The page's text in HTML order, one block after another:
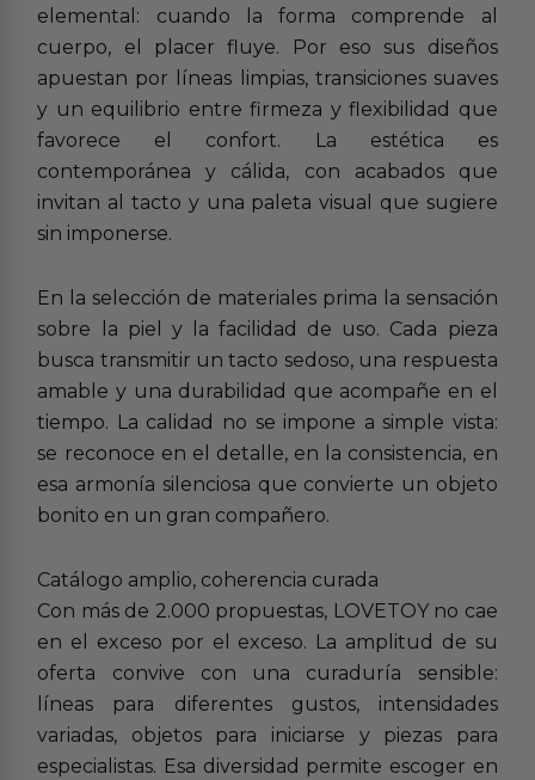
elemental: cuando la forma comprende al
cuerpo, el placer fluye. Por eso sus diseños
apuestan por líneas limpias, transiciones suaves
y un equilibrio entre firmeza y flexibilidad que
favorece el confort. La estética es
contemporánea y cálida, con acabados que
invitan al tacto y una paleta visual que sugiere
sin imponerse.
En la selección de materiales prima la sensación
sobre la piel y la facilidad de uso. Cada pieza
busca transmitir un tacto sedoso, una respuesta
amable y una durabilidad que acompañe en el
tiempo. La calidad no se impone a simple vista:
se reconoce en el detalle, en la consistencia, en
esa armonía silenciosa que convierte un objeto
bonito en un gran compañero.
Catálogo amplio, coherencia curada
Con más de 2.000 propuestas, LOVETOY no cae
en el exceso por el exceso. La amplitud de su
oferta convive con una curaduría sensible:
líneas para diferentes gustos, intensidades
variadas, objetos para iniciarse y piezas para
especialistas. Esa diversidad permite escoger en